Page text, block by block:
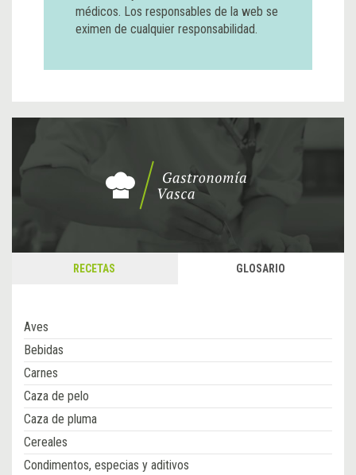
médicos. Los responsables de la web se
eximen de cualquier responsabilidad.
RECETAS GLOSARIO
Aves
Bebidas
Carnes
Caza de pelo
Caza de pluma
Cereales
Condimentos, especias y aditivos